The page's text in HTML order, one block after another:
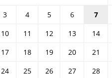
3
4 5 6 7
10
11 12 13 14
17
18 19 20 21
24
25 26 27 28